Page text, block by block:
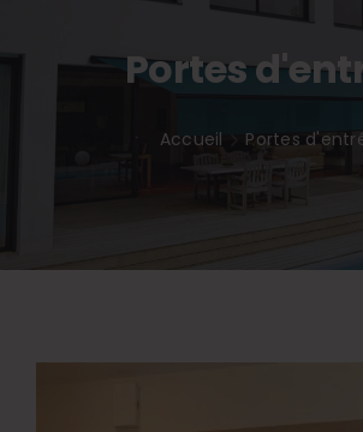
Portes
Accueil Portes